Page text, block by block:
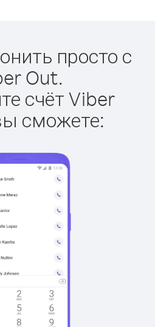
просто с
Out.
счёт Viber
сможете: